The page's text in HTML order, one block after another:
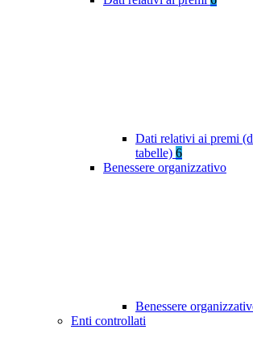
Dati relativi ai premi
tabelle) 6
Benessere organizzativo
Benessere
Enti controllati